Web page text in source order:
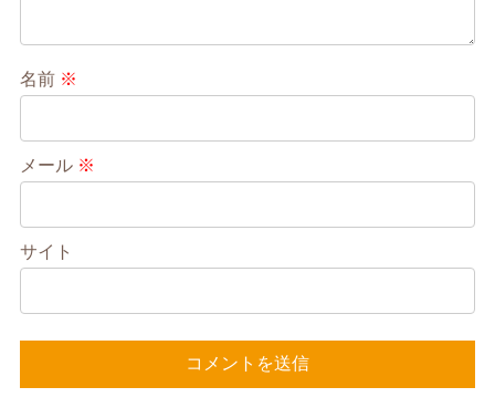
名前 ※
メール ※
サイト